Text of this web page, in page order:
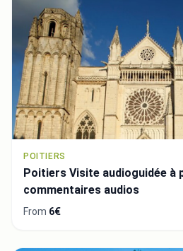
POITIERS
Poitiers Visite audioguidée à
commentaires audios
From 6€